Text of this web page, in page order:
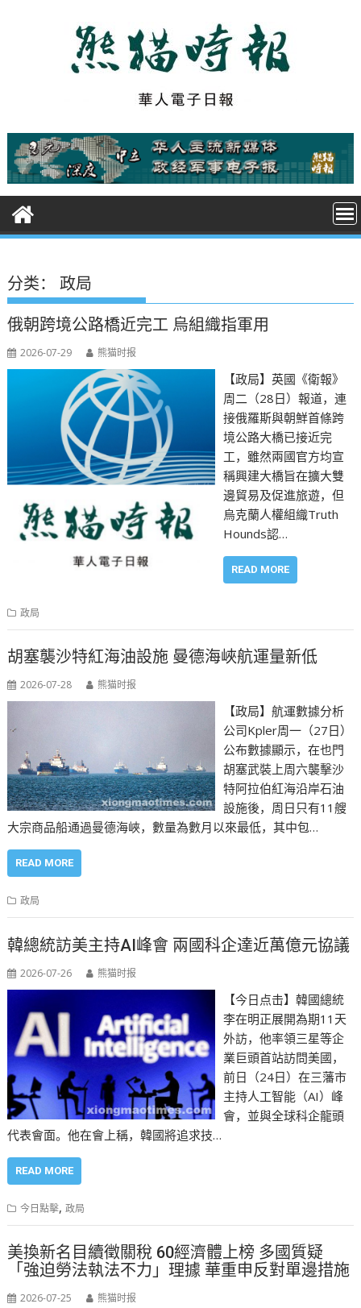
t
分类：政局
俄朝跨境公路橋近完工 烏組織指軍用
2026-07-29 熊猫时报
【政局】英國《衛報》
周二（28日）報道，連
接俄羅斯與朝鮮首條跨
境公路大橋已接近完
工，雖然兩國官方均宣
稱興建大橋旨在擴大雙
邊貿易及促進旅遊，但
烏克蘭人權組織Truth
Hounds認…
READ MORE
政局
胡塞襲沙特紅海油設施 曼德海峽航運量新低
2026-07-28 熊猫时报
【政局】航運數據分析
公司Kpler周一（27日）
公布數據顯示，在也門
胡塞武裝上周六襲擊沙
特阿拉伯紅海沿岸石油
設施後，周日只有11艘
大宗商品船通過曼德海峽，數量為數月以來最低，其中包…
READ MORE
政局
韓總統訪美主持AI峰會 兩國科企達近萬億元協議
2026-07-26 熊猫时报
【今日点击】韓國總統
李在明正展開為期11天
外訪，他率領三星等企
業巨頭首站訪問美國，
前日（24日）在三藩市
主持人工智能（AI）峰
會，並與全球科企龍頭
代表會面。他在會上稱，韓國將追求技…
READ MORE
今日點擊,政局
美換新名目續徵關稅 60經濟體上榜 多國質疑
「強迫勞法執法不力」理據 華重申反對單邊措施
2026-07-25 熊猫时报